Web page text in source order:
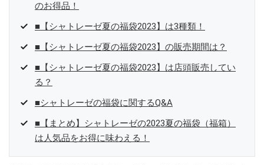
のお得品！
■【シャトレーゼ夏の福袋2023】は3種類！
■【シャトレーゼ夏の福袋2023】の販売期間は？
■【シャトレーゼ夏の福袋2023】は店頭販売してい
る？
■シャトレーゼの福袋に関するQ&A
■【まとめ】シャトレーゼの2023夏の福袋（福箱）
は人気品をお得に味わえる！